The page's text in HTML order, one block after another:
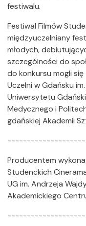
festiwalu.
Festiwal Filmów
międzyuczelniany
młodych,
szczególności do
do konkursu mogli
Uczelni w Gdańsku
Uniwersytetu
Medycznego i
gdańskiej Akademii
--------------------
Producentem
Studenckich
UG im. Andrzeja
Akademickiego
--------------------